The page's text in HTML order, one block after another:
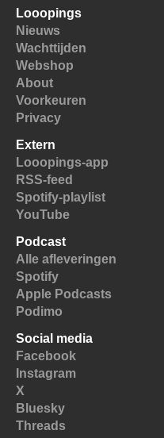
Looopings
Nieuws
Wachttijden
Webshop
About
Voorkeuren
Privacy
Extern
Looopings-app
RSS-feed
Spotify-playlist
YouTube
Podcast
Alle afleveringen
Spotify
Apple Podcasts
Podimo
Social media
Facebook
Instagram
X
Bluesky
Threads